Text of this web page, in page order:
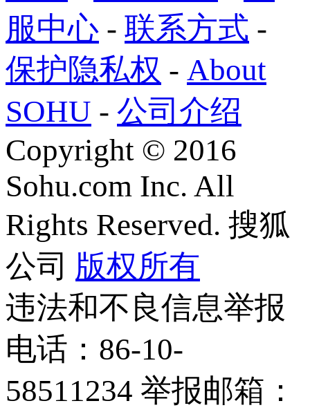
服中心 - 联系方式 -
保护隐私权 - About
SOHU - 公司介绍
Copyright © 2016
Sohu.com Inc. All
Rights Reserved. 搜狐
公司 版权所有
违法和不良信息举报
电话：86-10-
58511234 举报邮箱：